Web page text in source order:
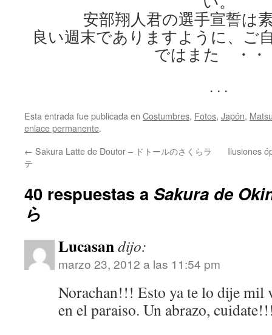
安部翔人君の選手宣誓は
良い週末でありますように、ご
ではまた ・・
. . .
Esta entrada fue publicada en Costumbres, Fotos, Japón,
enlace permanente.
← Sakura Latte de Doutor – ドトールのさくらラ
テ
Ilusiones
40 respuestas a Sakura de
ら
Lucasandijo:
marzo 23, 2012 a las 11:54 pm
Norachan!!! Esto ya te lo dije mil
en el paraiso. Un abrazo,